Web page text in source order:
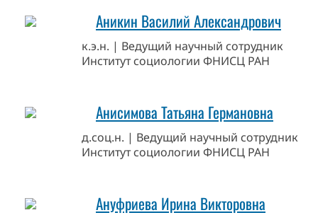
Аникин Василий Александрович
к.э.н. | Ведущий научный сотрудник
Институт социологии ФНИСЦ РАН
Анисимова Татьяна Германовна
д.соц.н. | Ведущий научный сотрудник
Институт социологии ФНИСЦ РАН
Ануфриева Ирина Викторовна